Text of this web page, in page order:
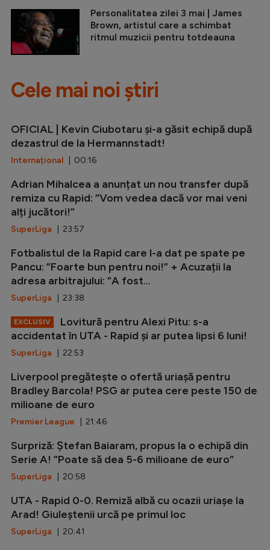
Personalitatea zilei 3 mai | James
Brown, artistul care a schimbat
ritmul muzicii pentru totdeauna
Cele mai noi știri
OFICIAL | Kevin Ciubotaru și-a găsit echipă după
dezastrul de la Hermannstadt!
Internațional | 00:16
Adrian Mihalcea a anunțat un nou transfer după
remiza cu Rapid: ”Vom vedea dacă vor mai veni
alți jucători!”
SuperLiga | 23:57
Fotbalistul de la Rapid care l-a dat pe spate pe
Pancu: ”Foarte bun pentru noi!” + Acuzații la
adresa arbitrajului: ”A fost...
SuperLiga | 23:38
EXCLUSIV
Lovitură pentru Alexi Pitu: s-a
accidentat în UTA - Rapid și ar putea lipsi 6 luni!
SuperLiga | 22:53
Liverpool pregătește o ofertă uriașă pentru
Bradley Barcola! PSG ar putea cere peste 150 de
milioane de euro
Premier League | 21:46
Surpriză: Ștefan Baiaram, propus la o echipă din
Serie A! ”Poate să dea 5-6 milioane de euro”
SuperLiga | 20:58
UTA - Rapid 0-0. Remiză albă cu ocazii uriașe la
Arad! Giuleștenii urcă pe primul loc
SuperLiga | 20:41